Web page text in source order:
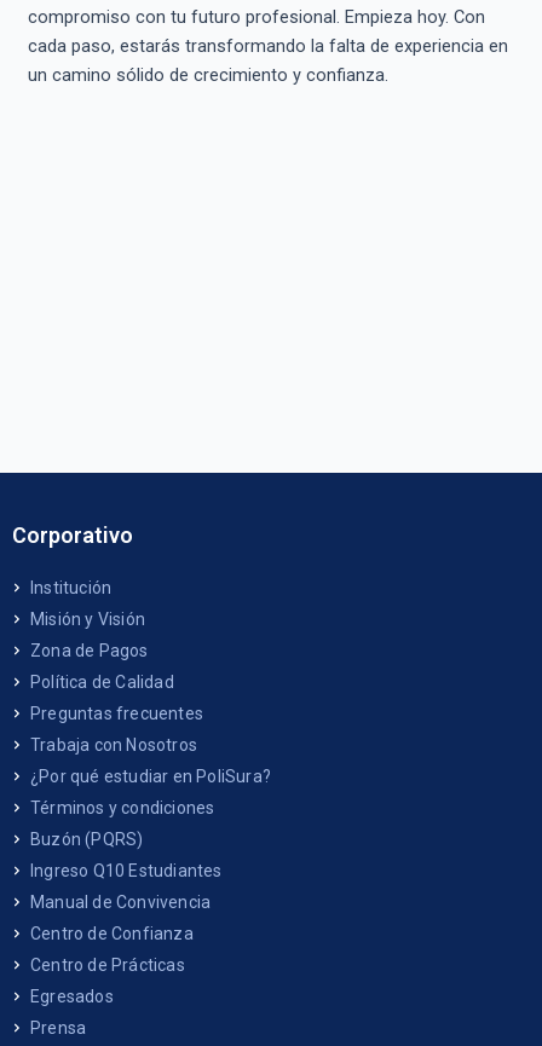
compromiso con tu futuro profesional. Empieza hoy. Con
cada paso, estarás transformando la falta de experiencia en
un camino sólido de crecimiento y confianza.
Corporativo
Institución
Misión y Visión
Zona de Pagos
Política de Calidad
Preguntas frecuentes
Trabaja con Nosotros
¿Por qué estudiar en PoliSura?
Términos y condiciones
Buzón (PQRS)
Ingreso Q10 Estudiantes
Manual de Convivencia
Centro de Confianza
Centro de Prácticas
Egresados
Prensa